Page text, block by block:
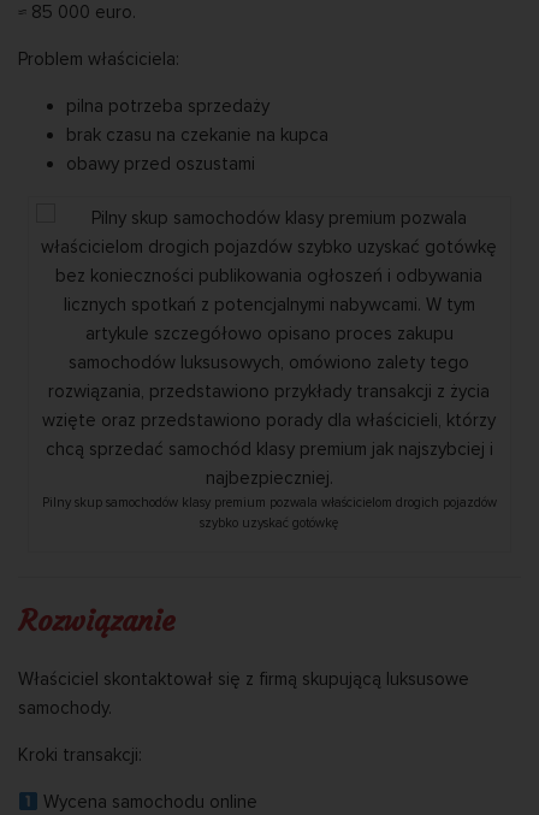
≈ 85 000 euro.
Problem właściciela:
pilna potrzeba sprzedaży
brak czasu na czekanie na kupca
obawy przed oszustami
Pilny skup samochodów klasy premium pozwala właścicielom drogich pojazdów
szybko uzyskać gotówkę
Rozwiązanie
Właściciel skontaktował się z firmą skupującą luksusowe
samochody.
Kroki transakcji:
Wycena samochodu online